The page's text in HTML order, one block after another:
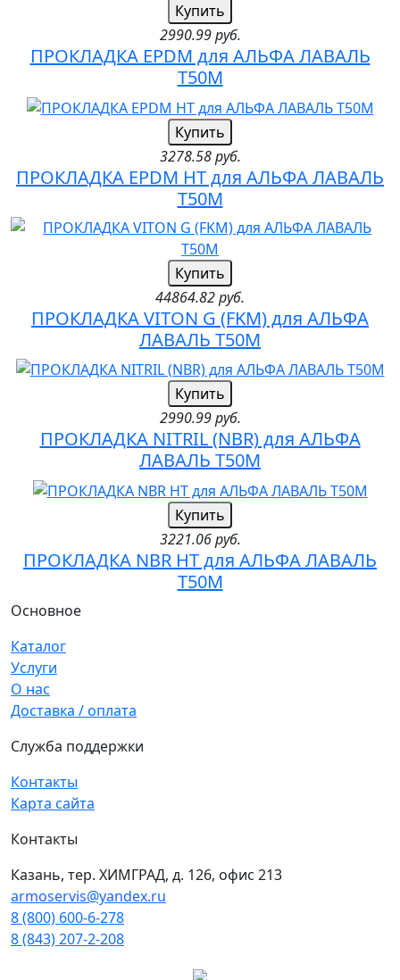
Купить
2990.99 руб.
ПРОКЛАДКА EPDM для АЛЬФА ЛАВАЛЬ
T50M
Купить
3278.58 руб.
ПРОКЛАДКА EPDM HT для АЛЬФА ЛАВАЛЬ
T50M
Купить
44864.82 руб.
ПРОКЛАДКА VITON G (FKM) для АЛЬФА
ЛАВАЛЬ T50M
Купить
2990.99 руб.
ПРОКЛАДКА NITRIL (NBR) для АЛЬФА
ЛАВАЛЬ T50M
Купить
3221.06 руб.
ПРОКЛАДКА NBR HT для АЛЬФА ЛАВАЛЬ
T50M
Основное
Каталог
Услуги
О нас
Доставка / оплата
Служба поддержки
Контакты
Карта сайта
Контакты
Казань, тер. ХИМГРАД, д. 126, офис 213
armoservis@yandex.ru
8 (800) 600-6-278
8 (843) 207-2-208